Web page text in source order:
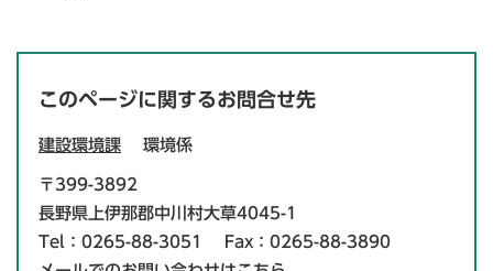
このページに関するお問合せ先
建設環境課 環境係
〒399-3892
長野県上伊那郡中川村大草4045-1
Tel：0265-88-3051
Fax：0265-88-3890